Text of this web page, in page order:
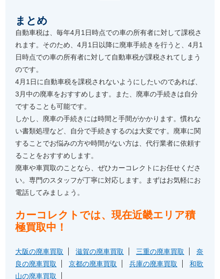
まとめ
自動車税は、毎年4月1日時点での車の所有者に対して課税さ
れます。そのため、4月1日以降に廃車手続きを行うと、4月1
日時点での車の所有者に対して自動車税が課税されてしまう
のです。
4月1日に自動車税を課税されないようにしたいのであれば、
3月中の廃車をおすすめします。また、廃車の手続きは自分
ですることも可能です。
しかし、廃車の手続きには時間と手間がかかります。慣れな
い書類処理など、自分で手続きするのは大変です。廃車に関
することでお悩みの方や時間がない方は、代行業者に依頼す
ることをおすすめします。
廃車や車買取のことなら、ぜひカーコレクトにお任せくださ
い。専門のスタッフが丁寧に対応します。まずはお気軽にお
電話してみましょう。
カーコレクトでは、現在近畿エリア積
極買取中！
大阪の廃車買取 滋賀の廃車買取 三重の廃車買取
奈
良の廃車買取
京都の廃車買取 兵庫の廃車買取
和歌
山の廃車買取